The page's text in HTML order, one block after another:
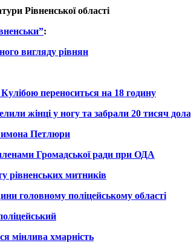
Рівненської області
:
вигляду рівнян
переноситься на 18 годину
жінці у ногу та забрали 20 тисяч
Петлюри
Громадської ради при ОДА
рівненських митників
головному поліцейському області
мінлива хмарність